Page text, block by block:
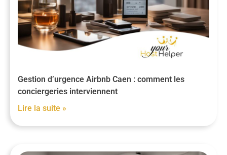
Gestion d’urgence Airbnb Caen : comment les
conciergeries interviennent
Lire la suite »